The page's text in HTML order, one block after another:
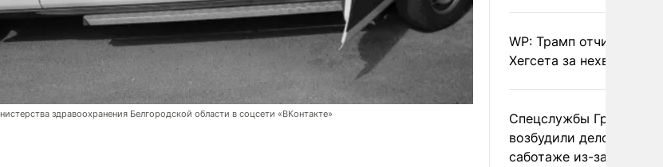
здравоохранения Белгородской области в соцсети «ВКонтакте»
WP: Трамп отчитал
Хегсета за нехватку
Спецслужбы Грузии
возбудили дело о
саботаже из-за фейков